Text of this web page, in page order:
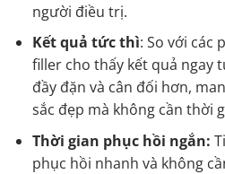
người điều trị.
Kết quả tức thì: So với các
filler cho thấy kết quả ngay
đầy đặn và cân đối hơn,
sắc đẹp mà không cần thời
Thời gian phục hồi ngắn:
phục hồi nhanh và không